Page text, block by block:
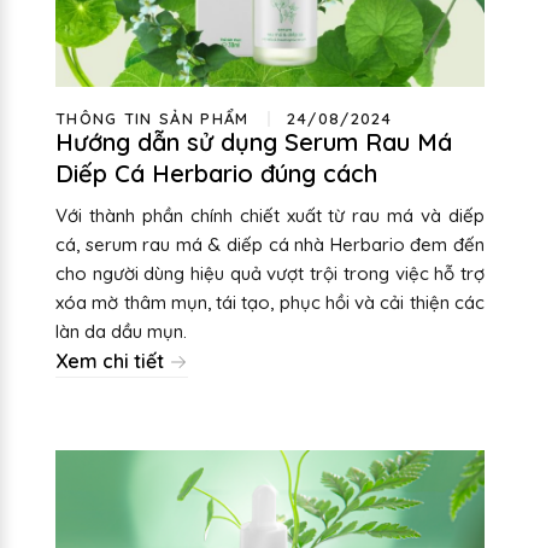
THÔNG TIN SẢN PHẨM 24/08/2024
Hướng dẫn sử dụng Serum Rau Má
Diếp Cá Herbario đúng cách
Với thành phần chính chiết xuất từ rau má và diếp
cá, serum rau má & diếp cá nhà Herbario đem đến
cho người dùng hiệu quả vượt trội trong việc hỗ trợ
xóa mờ thâm mụn, tái tạo, phục hồi và cải thiện các
làn da dầu mụn.
Xem chi tiết